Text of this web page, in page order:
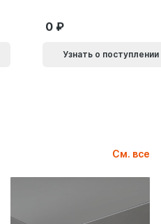
0
Узнать о поступлении
См. все